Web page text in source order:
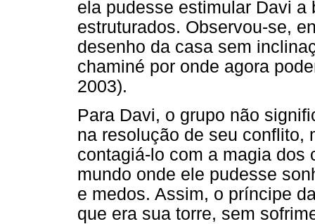
ela pudesse estimular Davi
estruturados. Observou-se,
desenho da casa sem
chaminé por onde agora
2003).
Para Davi, o grupo não
na resolução de seu conflito,
contagiá-lo com a magia dos
mundo onde ele pudesse
e medos. Assim, o príncipe
que era sua torre, sem